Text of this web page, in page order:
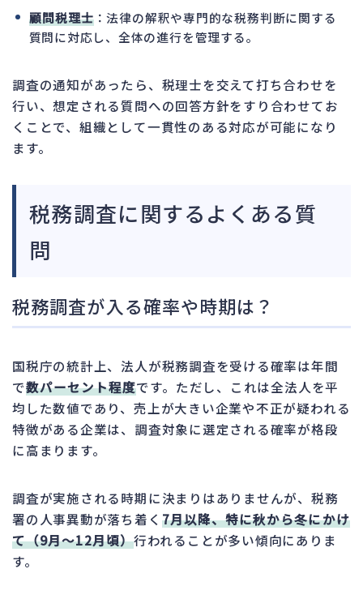
顧問税理士：法律の解釈や専門的な税務判断に関する
質問に対応し、全体の進行を管理する。
調査の通知があったら、税理士を交えて打ち合わせを
行い、想定される質問への回答方針をすり合わせてお
くことで、組織として一貫性のある対応が可能になり
ます。
税務調査に関するよくある質
問
税務調査が入る確率や時期は？
国税庁の統計上、法人が税務調査を受ける確率は年間
で数パーセント程度です。ただし、これは全法人を平
均した数値であり、売上が大きい企業や不正が疑われる
特徴がある企業は、調査対象に選定される確率が格段
に高まります。
調査が実施される時期に決まりはありませんが、税務
署の人事異動が落ち着く 7月以降、特に秋から冬にかけ
て（9月〜12月頃）行われることが多い傾向にありま
す。